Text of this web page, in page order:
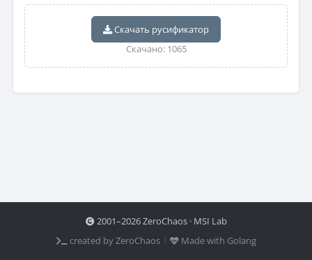
Скачать русификатор
Скачано: 1065
2001–2026 ZeroChaos · MSI Lab
created by ZeroChaos ⦙
Made with Golang